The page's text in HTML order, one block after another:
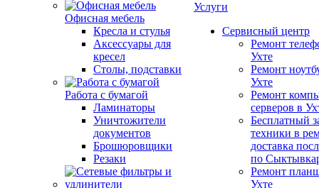
Офисная мебель
Кресла и стулья
Аксессуары для
кресел
Столы, подставки
Работа с бумагой
Ламинаторы
Уничтожители
документов
Брошюровщики
Резаки
Услуги
Сервисный центр
Ремонт
Ухте
Ремонт
Ухте
Ремонт
серверов в
Бесплатный
техники в
доставка
по
Ремонт
Ухте